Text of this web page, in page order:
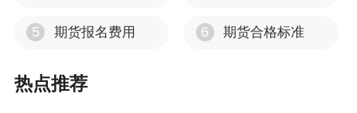
5 期货报名费用 6 期货合格标准
热点推荐